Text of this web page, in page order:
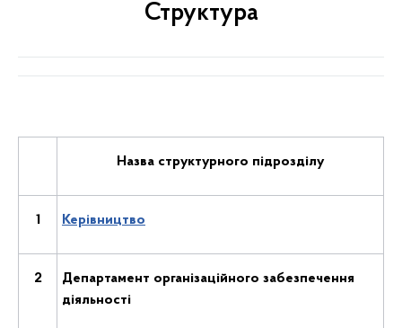
Структура
Назва структурного підрозділу
1 Керівництво
2
Департамент організаційного забезпечення
діяльності